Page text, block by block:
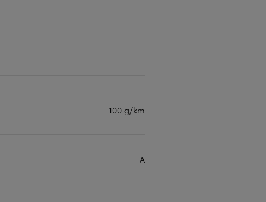
100 g/km
A